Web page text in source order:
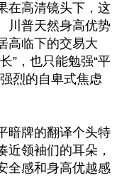
在高清镜头下，这
川普天然身高优势
高临下的交易大
”，也只能勉强“平
烈的自卑式焦虑
暗牌的翻译个头特
近领袖们的耳朵，
全感和身高优越感